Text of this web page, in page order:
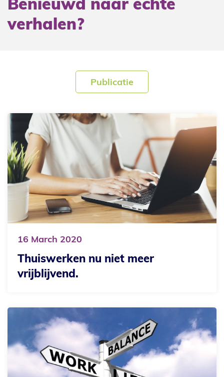
Benieuwd naar echte
verhalen?
Publicatie
16 March 2020
Thuiswerken nu niet meer
vrijblijvend.